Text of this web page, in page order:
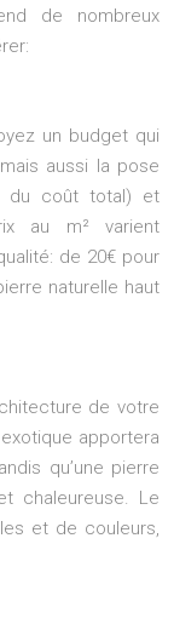
de nombreux
un budget qui
aussi la pose
du coût total) et
au m² varient
de 20€ pour
naturelle haut
de votre
apportera
qu’une pierre
chaleureuse. Le
et de couleurs,